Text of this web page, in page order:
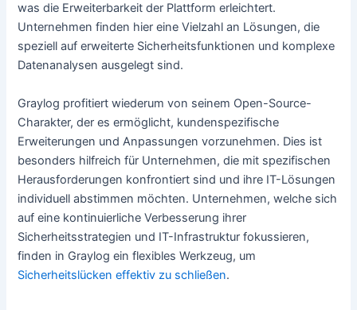
was die Erweiterbarkeit der Plattform erleichtert.
Unternehmen finden hier eine Vielzahl an Lösungen, die
speziell auf erweiterte Sicherheitsfunktionen und komplexe
Datenanalysen ausgelegt sind.
Graylog profitiert wiederum von seinem Open-Source-
Charakter, der es ermöglicht, kundenspezifische
Erweiterungen und Anpassungen vorzunehmen. Dies ist
besonders hilfreich für Unternehmen, die mit spezifischen
Herausforderungen konfrontiert sind und ihre IT-Lösungen
individuell abstimmen möchten. Unternehmen, welche sich
auf eine kontinuierliche Verbesserung ihrer
Sicherheitsstrategien und IT-Infrastruktur fokussieren,
finden in Graylog ein flexibles Werkzeug, um
Sicherheitslücken effektiv zu schließen.